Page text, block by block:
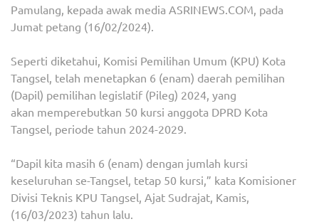
Pamulang, kepada awak media ASRINEWS.COM, pada
Jumat petang (16/02/2024).
Seperti diketahui, Komisi Pemilihan Umum (KPU) Kota
Tangsel, telah menetapkan 6 (enam) daerah pemilihan
(Dapil) pemilihan legislatif (Pileg) 2024, yang
akan memperebutkan 50 kursi anggota DPRD Kota
Tangsel, periode tahun 2024-2029.
“Dapil kita masih 6 (enam) dengan jumlah kursi
keseluruhan se-Tangsel, tetap 50 kursi,” kata Komisioner
Divisi Teknis KPU Tangsel, Ajat Sudrajat, Kamis,
(16/03/2023) tahun lalu.